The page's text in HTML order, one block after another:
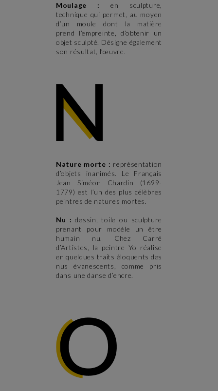
Moulage :en sculpture,
technique qui permet, au moyen
d’un moule dont la matière
prend l’empreinte, d’obtenir un
objet sculpté. Désigne également
son résultat, l’œuvre.
Nature morte : représentation
d’objets inanimés. Le Français
Jean Siméon Chardin (1699-
1779) est l’un des plus célèbres
peintres de natures mortes.
Nu :dessin, toile ou sculpture
prenant pour modèle un être
humain nu. Chez Carré
d’Artistes, la peintre Yo réalise
en quelques traits éloquents des
nus évanescents, comme pris
dans une danse d’encre.